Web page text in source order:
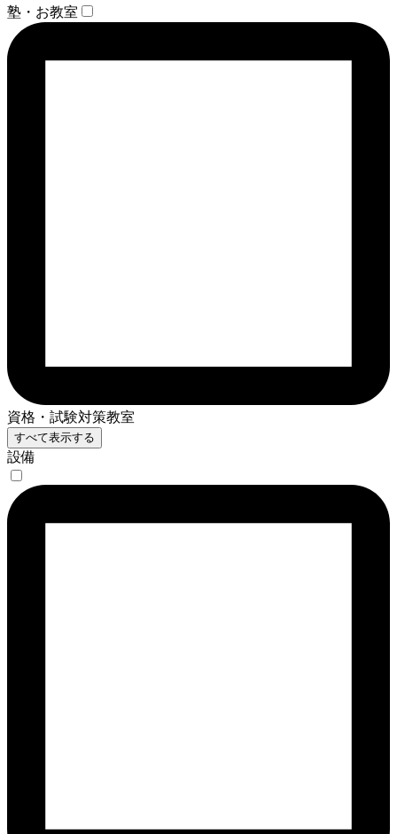
塾・お教室
資格・試験対策教室
すべて表示する
設備